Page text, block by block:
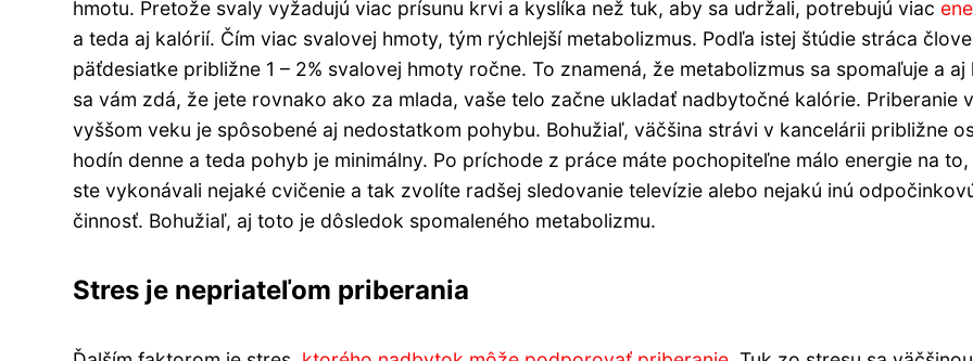
hmotu. Pretože svaly vyžadujú viac prísunu krvi a kyslíka než tuk, aby sa udržali, potrebujú viac
a teda aj kalórií. Čím viac svalovej hmoty, tým rýchlejší metabolizmus. Podľa istej štúdie stráca
päťdesiatke približne 1 – 2% svalovej hmoty ročne. To znamená, že metabolizmus sa spomaľuje a aj
sa vám zdá, že jete rovnako ako za mlada, vaše telo začne ukladať nadbytočné kalórie. Priberanie
vyššom veku je spôsobené aj nedostatkom pohybu. Bohužiaľ, väčšina strávi v kancelárii približne
hodín denne a teda pohyb je minimálny. Po príchode z práce máte pochopiteľne málo energie na
ste vykonávali nejaké cvičenie a tak zvolíte radšej sledovanie televízie alebo nejakú inú
činnosť. Bohužiaľ, aj toto je dôsledok spomaleného metabolizmu.
Stres je nepriateľom priberania